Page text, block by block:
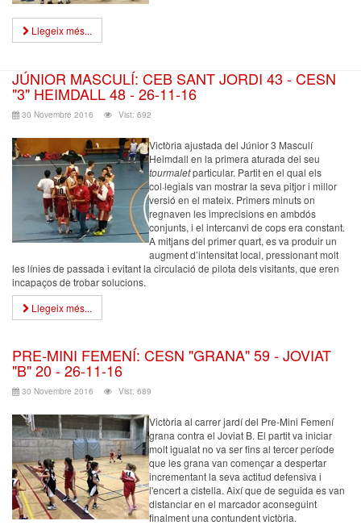
Llegeix més...
JÚNIOR MASCULÍ: CEB SANT JORDI 43 - CESN
"3" HEIMDALL 48 - 26-11-16
30 Novembre 2016 Vist: 692
Victòria ajustada del Júnior 3 Masculí
Heimdall en la primera aturada del seu
tourmaletparticular. Partit en el qual els
col·legials van mostrar la seva pitjor i millor
versió en el mateix. Primers minuts on
regnaven les imprecisions en ambdós
conjunts, i el intercanvi de cops era constant.
A mitjans del primer quart, es va produir un
augment d’intensitat local, pressionant molt
les línies de passada i evitant la circulació de pilota dels visitants, que eren
incapaços de trobar solucions.
Llegeix més...
PRE-MINI FEMENÍ: CESN "GRANA" 59 - JOVIAT
"B" 20 - 26-11-16
30 Novembre 2016 Vist: 689
Victòria al carrer jardí del Pre-Mini Femení
grana contra el Joviat B. El partit va iniciar
molt igualat no va ser fins al tercer període
que les grana van començar a despertar
incrementant la seva actitud defensiva i
l'encert a cistella. Així que de seguida es van
distanciar en el marcador aconseguint
finalment una contundent victòria.